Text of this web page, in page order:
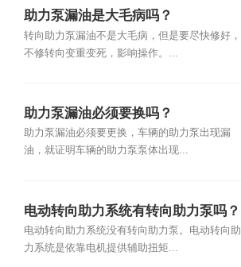
助力泵漏油是大毛病吗？
转向助力泵漏油不是大毛病，但是要尽快修好，
不修转向变重变死，影响操作。...
助力泵漏油必须要换吗？
助力泵漏油必须要更换，车辆的助力泵出现漏
油，就证明车辆的助力泵泵体出现...
电动转向助力系统有转向助力泵吗？
电动转向助力系统没有转向助力泵。电动转向助
力系统是依靠电机提供辅助扭矩...